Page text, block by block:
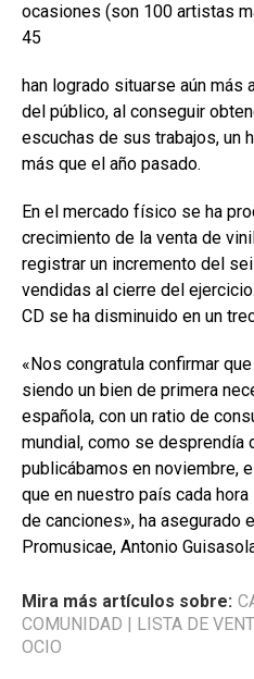
ocasiones (son 100 artistas
45
han logrado situarse aún más
del público, al conseguir
escuchas de sus trabajos, un
más que el año pasado.
En el mercado físico se ha
crecimiento de la venta de
registrar un incremento del
vendidas al cierre del
CD se ha disminuido en un
«Nos congratula confirmar
siendo un bien de primera
española, con un ratio de
mundial, como se desprendía
publicábamos en noviembre,
que en nuestro país cada
de canciones», ha asegurado
Promusicae, Antonio
Mira más artículos sobre:
COMUNIDAD
LISTA DE
OCIO